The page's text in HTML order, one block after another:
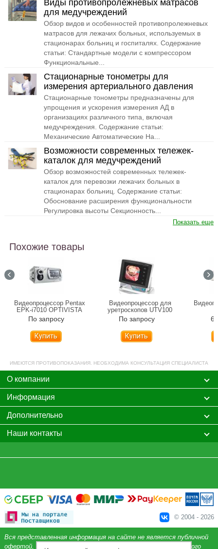
Виды противопролежневых матрасов
для медучреждений
Обзор видов и особенностей противопролежневых
матрасов для лежачих больных, используемых в
стационарах больниц и госпиталях. Содержание
статьи: Стандартные модели с компрессором
Функциональные...
Стационарные тонометры для
измерения артериального давления
Стационарные тонометры предназначены для
упрощения и ускорения измерения АД в
организациях различного типа, включая
медучреждения. Содержание статьи:
Механические Автоматические На...
Возможности современных тележек-
каталок для медучреждений
Обзор возможностей современных тележек-
каталок для перевозки лежачих больных в
стационарах больниц. Содержание статьи:
Обоснование расширения функциональности
Регулировка высоты Секционность...
Показать еще
Похожие товары
Видеопроцессор Pentax
EPK-i7010 OPTIVISTA
По запросу
Купить
Видеопроцессор для
уретроскопов UTV100
По запросу
Купить
ИМЕЮТСЯ ПРОТИВОПОКАЗАНИЯ. НЕОБХОДИМА КОНСУЛЬТАЦИЯ СПЕЦИАЛИСТА
О компании
Информация
Дополнительно
Наши контакты
© 2004 - 2026
Вся представленная информация на сайте не является публичной
офертой, определяемой положениями Статьи 437 Гражданского